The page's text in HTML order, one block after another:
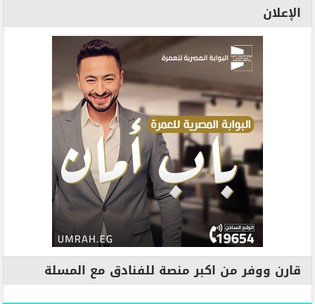
الإعلان
قارن ووفر من اكبر منصة للفنادق مع المسلة